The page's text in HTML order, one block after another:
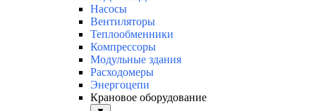
Насосы
Вентиляторы
Теплообменники
Компрессоры
Модульные здания
Расходомеры
Энергоцепи
Крановое оборудование